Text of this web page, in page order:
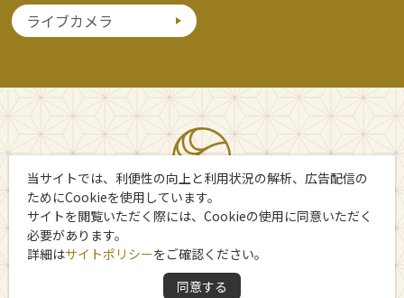
ライブカメラ
Copyright 日光市観光協会
当サイトでは、利便性の向上と利用状況の解析、広告配信の
ためにCookieを使用しています。
サイトを閲覧いただく際には、Cookieの使用に同意いただく
必要があります。
詳細はサイトポリシーをご確認ください。
同意する